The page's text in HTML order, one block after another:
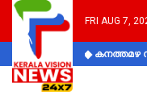
FRI AUG 7,
കനത്തമഴ